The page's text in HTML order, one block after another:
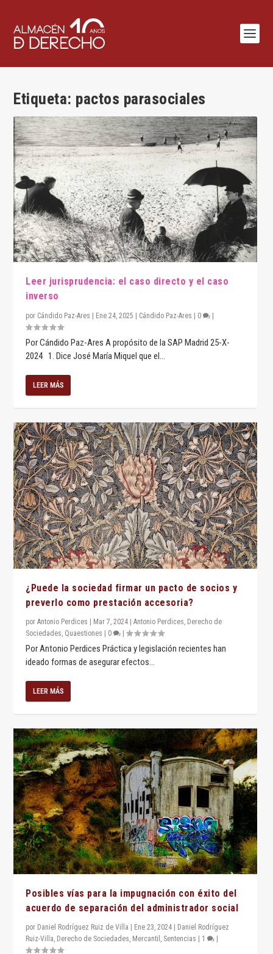
Etiqueta: pactos parasociales
Leer jurisprudencia: el caso directo y el caso
inverso
por Cándido Paz-Ares Ene 24, 2025 Cándido Paz-Ares 0
Por Cándido Paz-Ares A propósito de la SAP Madrid 25-X-
2024 1. Dice José María Miquel que el...
LEER MÁS
¿Puede la sociedad firmar un pacto de socios y
preverlo como prestación accesoria?
porAntonio Perdices | Mar 7, 2024 |Antonio Perdices Derecho de
Sociedades Quaestiones | 0 |
Por Antonio Perdices Práctica y legislación recientes han
ideado formas de asegurar efectos...
LEER MÁS
Posibles vías para la impugnación con éxito del
acuerdo de separación del administrador social
por Daniel Rodríguez Ruiz de Villa Ene 23, 2024
Daniel Rodríguez
Ruiz-Villa, Derecho de Sociedades, Mercantil , Sentencias 1